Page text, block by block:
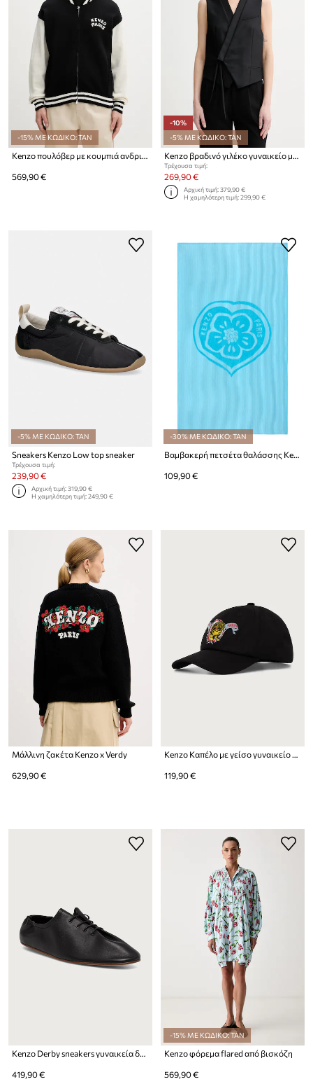
-15% ΜΕ ΚΩΔΙΚΟ: TAN
Kenzo πουλόβερ με κουμπιά ανδρικό με βαμβάκι
569,90 €
-10%
-5% ΜΕ ΚΩΔΙΚΟ: TAN
Kenzo βραδινό γιλέκο γυναικείο με μαλλί
Τρέχουσα τιμή:
269,90 €
Αρχική τιμή:379,90 €
Η χαμηλότερη τιμή:299,90 €
-5% ΜΕ ΚΩΔΙΚΟ: TAN
Sneakers Kenzo Low top sneaker
Τρέχουσα τιμή:
239,90 €
Αρχική τιμή:319,90 €
Η χαμηλότερη τιμή:249,90 €
-30% ΜΕ ΚΩΔΙΚΟ: TAN
Βαμβακερή πετσέτα θαλάσσης Kenzo KHEART Turquoise 90 x 160 cm
109,90 €
Μάλλινη ζακέτα Kenzo x Verdy
629,90 € 119,90 €
Kenzo Derby sneakers γυναικεία δερμάτινα
419,90 €
-15% ΜΕ ΚΩΔΙΚΟ: TAN
Kenzo φόρεμα flared από βισκόζη
569,90 €